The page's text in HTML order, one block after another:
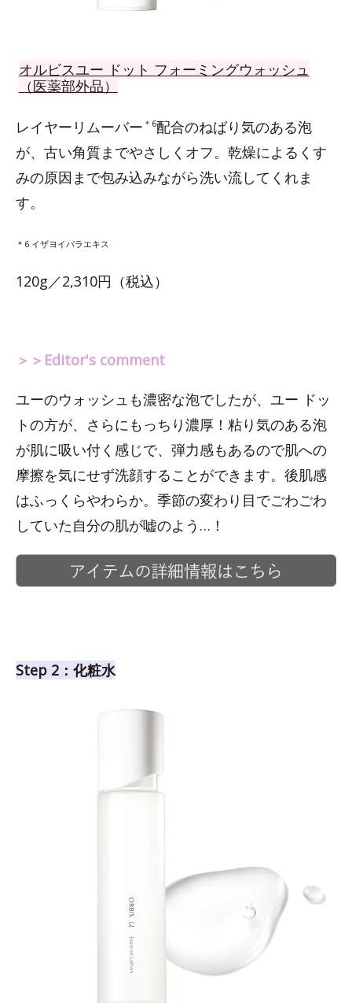
オルビスユー ドット フォーミングウォッシュ
（医薬部外品）
レイヤーリムーバー ＊6配合のねばり気のある泡
が、古い角質までやさしくオフ。乾燥によるくす
みの原因まで包み込みながら洗い流してくれま
す。
＊6 イザヨイバラエキス
120g／2,310円（税込）
＞＞Editor's comment
ユーのウォッシュも濃密な泡でしたが、ユー ドッ
トの方が、さらにもっちり濃厚！粘り気のある泡
が肌に吸い付く感じで、弾力感もあるので肌への
摩擦を気にせず洗顔することができます。後肌感
はふっくらやわらか。季節の変わり目でごわごわ
していた自分の肌が嘘のよう…！
Step 2：化粧水